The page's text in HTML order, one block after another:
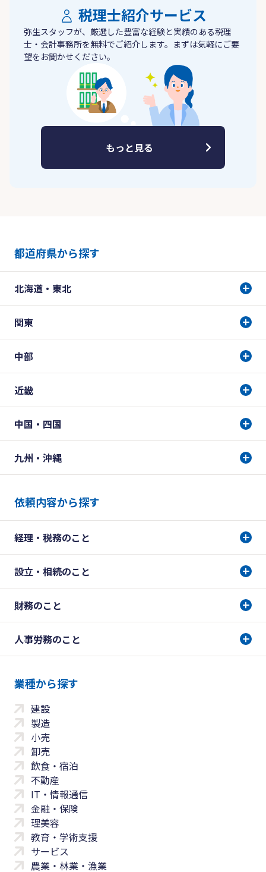
税理士紹介サービス
弥生スタッフが、厳選した豊富な経験と実績のある税理
士・会計事務所を無料でご紹介します。まずは気軽にご要
望をお聞かせください。
もっと見る
都道府県から探す
北海道・東北
関東
中部
近畿
中国・四国
九州・沖縄
依頼内容から探す
経理・税務のこと
設立・相続のこと
財務のこと
人事労務のこと
業種から探す
建設
製造
小売
卸売
飲食・宿泊
不動産
IT・情報通信
金融・保険
理美容
教育・学術支援
サービス
農業・林業・漁業